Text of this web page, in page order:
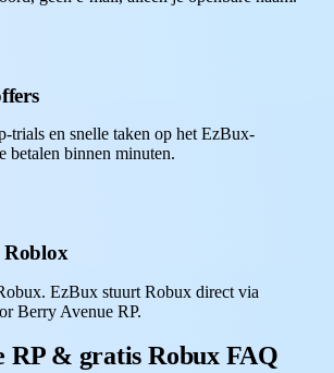
trials en snelle taken op het EzBux-
betalen binnen minuten.
EzBux stuurt Robux direct via
Berry Avenue RP.
RP & gratis Robux FAQ